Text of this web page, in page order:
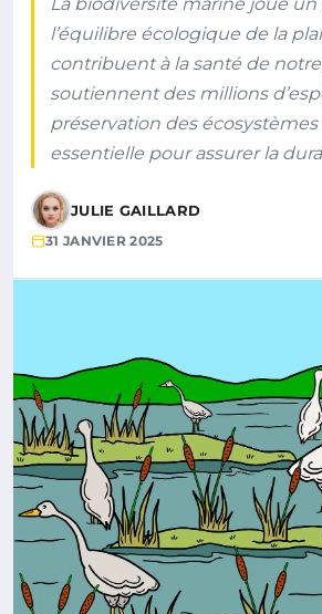
l’équilibre écologique de la
contribuent à la santé de
soutiennent des millions
préservation des
essentielle pour assurer la
JULIE GAILLARD
31 JANVIER 2025